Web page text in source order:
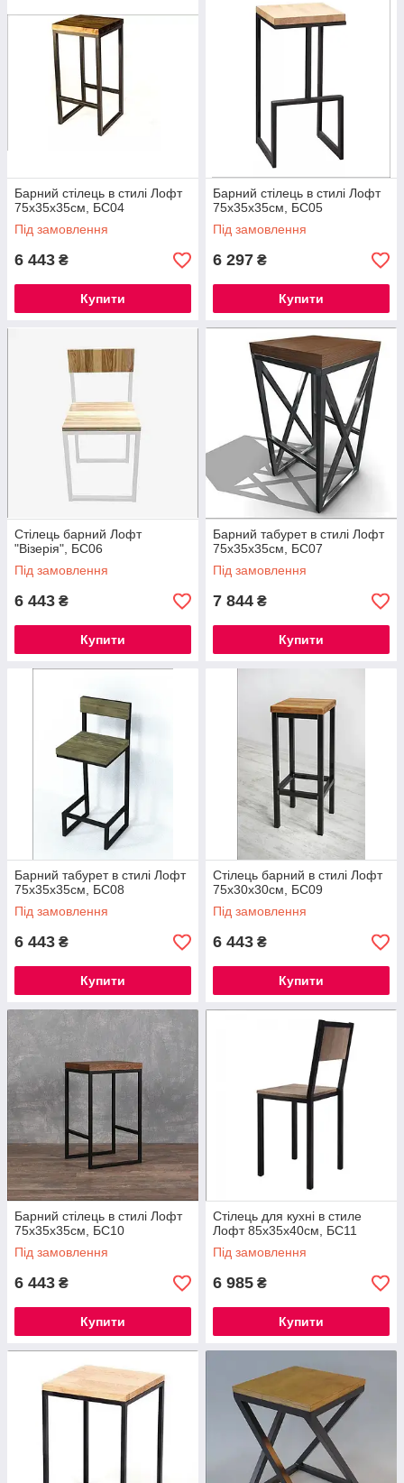
Барний стілець в стилі Лофт
75х35х35см, БС04
Під замовлення
6 443 ₴
Купити
Барний стілець в стилі Лофт
75х35х35см, БС05
Під замовлення
6 297 ₴
Купити
Стілець барний Лофт
"Візерія", БС06
Під замовлення
6 443 ₴
Купити
Барний табурет в стилі Лофт
75х35х35см, БС07
Під замовлення
7 844 ₴
Купити
Барний табурет в стилі Лофт
75х35х35см, БС08
Під замовлення
6 443 ₴
Купити
Стілець барний в стилі Лофт
75х30х30см, БС09
Під замовлення
6 443 ₴
Купити
Барний стілець в стилі Лофт
75х35х35см, БС10
Під замовлення
6 443 ₴
Купити
Стілець для кухні в стиле
Лофт 85х35х40см, БС11
Під замовлення
6 985 ₴
Купити